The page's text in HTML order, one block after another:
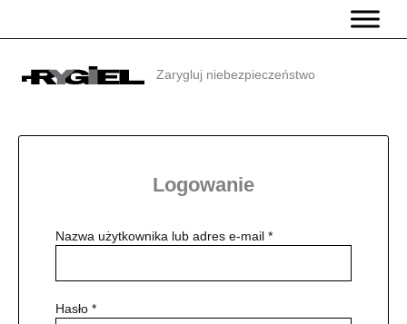
Zarygluj niebezpieczeństwo
Logowanie
Nazwa użytkownika lub adres e-mail *Wymagane
Hasło *Wymagane